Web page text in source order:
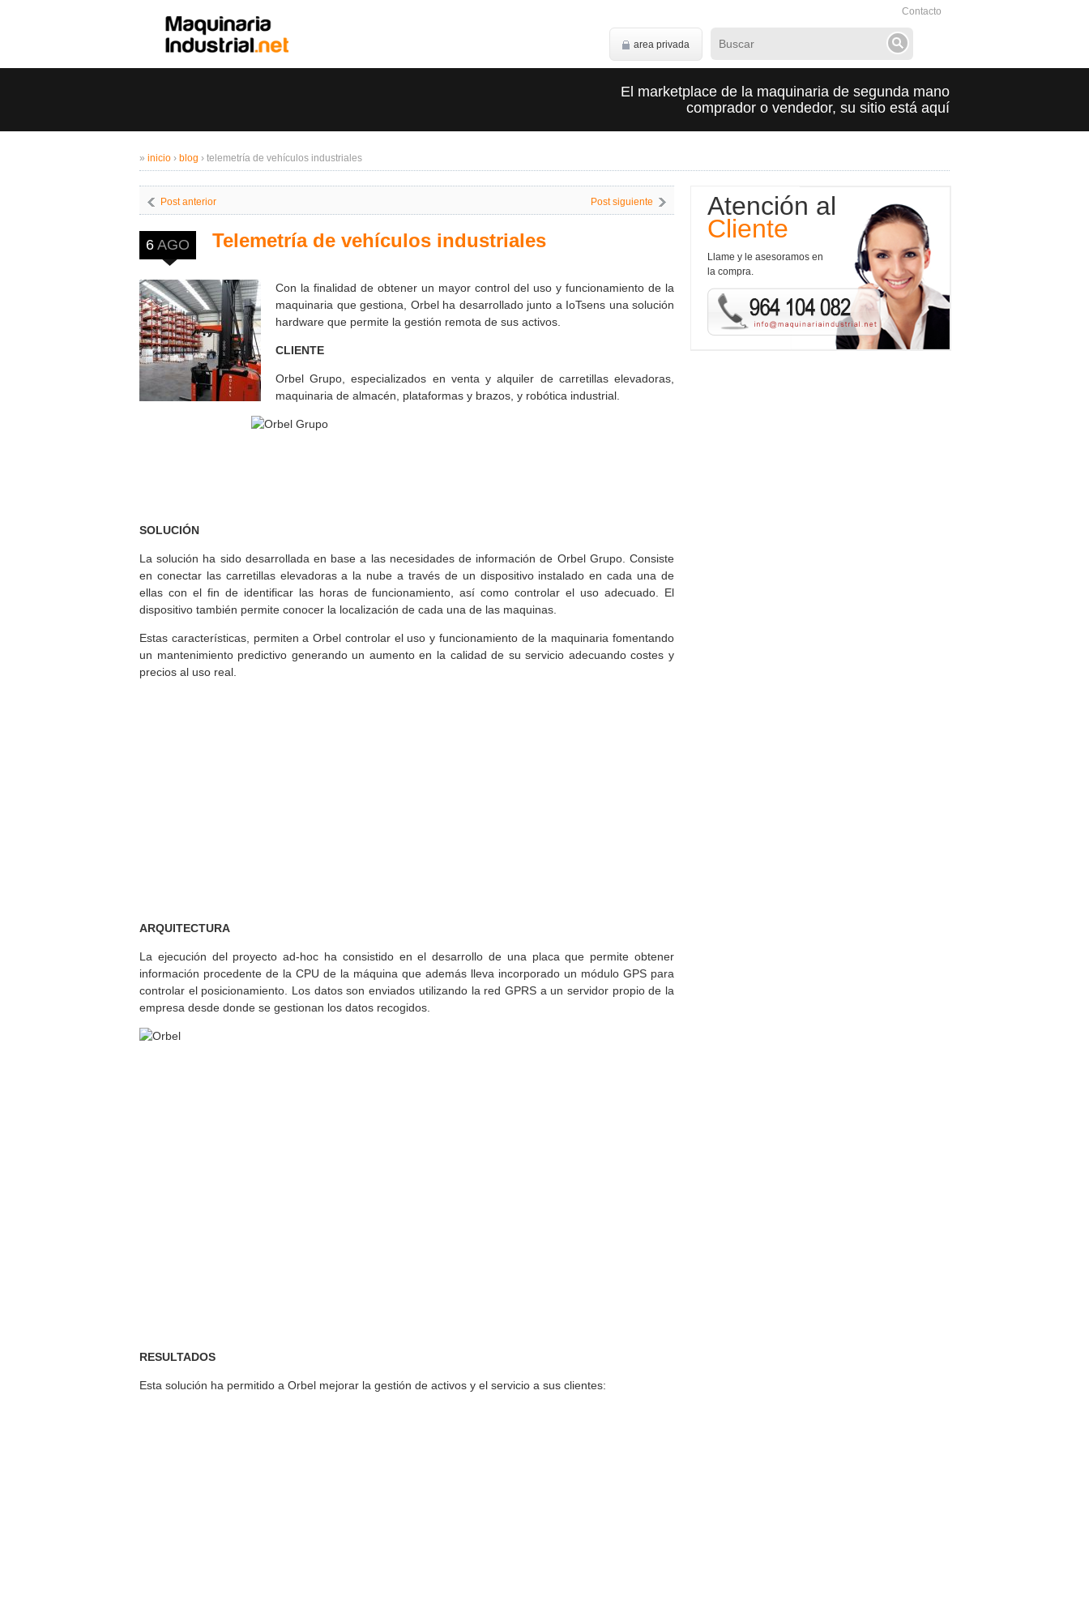
Contacto
area privada
El marketplace de la maquinaria de segunda mano
comprador o vendedor, su sitio está aquí
» inicio › blog › telemetría de vehículos industriales
Post anterior Post siguiente
Telemetría de vehículos industriales
6 AGO
Con la finalidad de obtener un mayor control del uso y funcionamiento de la
maquinaria que gestiona, Orbel ha desarrollado junto a IoTsens una solución
hardware que permite la gestión remota de sus activos.
CLIENTE
Orbel Grupo, especializados en venta y alquiler de carretillas elevadoras,
maquinaria de almacén, plataformas y brazos, y robótica industrial.
SOLUCIÓN
La solución ha sido desarrollada en base a las necesidades de información de Orbel Grupo. Consiste
en conectar las carretillas elevadoras a la nube a través de un dispositivo instalado en cada una de
ellas con el fin de identificar las horas de funcionamiento, así como controlar el uso adecuado. El
dispositivo también permite conocer la localización de cada una de las maquinas.
Estas características, permiten a Orbel controlar el uso y funcionamiento de la maquinaria fomentando
un mantenimiento predictivo generando un aumento en la calidad de su servicio adecuando costes y
precios al uso real.
ARQUITECTURA
La ejecución del proyecto ad-hoc ha consistido en el desarrollo de una placa que permite obtener
información procedente de la CPU de la máquina que además lleva incorporado un módulo GPS para
controlar el posicionamiento. Los datos son enviados utilizando la red GPRS a un servidor propio de la
empresa desde donde se gestionan los datos recogidos.
RESULTADOS
Esta solución ha permitido a Orbel mejorar la gestión de activos y el servicio a sus clientes:
Atención al
Cliente
Llame y le asesoramos en
la compra.